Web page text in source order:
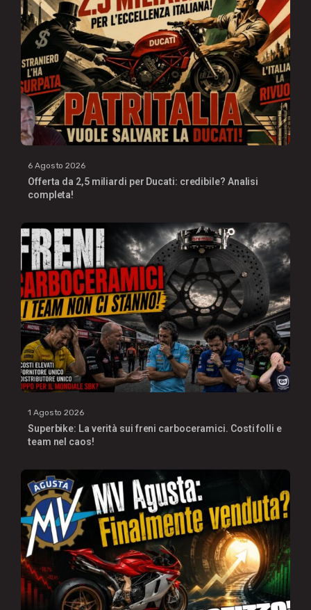
6 Agosto 2026
Offerta da 2,5 miliardi per Ducati: credibile? Analisi
completa!
1 Agosto 2026
Superbike: La verità sui freni carboceramici. Costi folli e
team nel caos!